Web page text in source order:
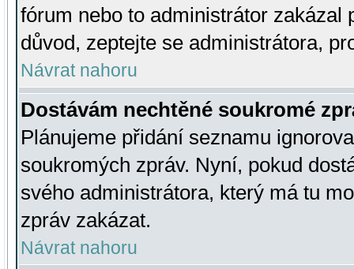
fórum nebo to administrátor zakázal
důvod, zeptejte se administrátora,
Návrat nahoru
Dostávám nechtěné soukromé
Plánujeme přidání seznamu
soukromých zpráv. Nyní, pokud
svého administrátora, který má tu
zpráv zakázat.
Návrat nahoru